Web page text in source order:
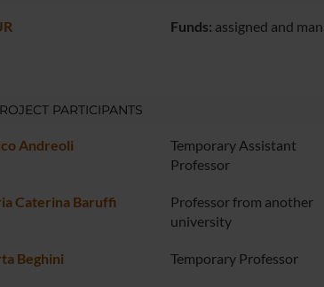
Funds: assigned and
PARTICIPANTS
Andreoli
Temporary Assistant
Professor
Caterina Baruffi
Professor from another
university
Beghini Temporary Professor